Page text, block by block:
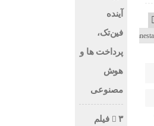
آینده
فین‌تک،
پرداخت‌ ها و
هوش
مصنوعی
۳ فیلم